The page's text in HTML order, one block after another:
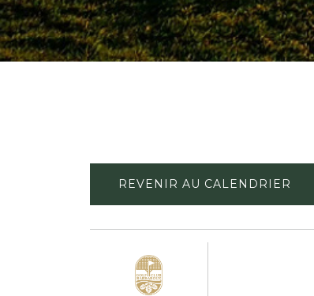
REVENIR AU CALENDRIER